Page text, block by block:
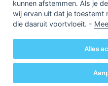
Verbonden Agent,
van KBC
3000 Leuven - Belgie
BTW BE
Powered by
© 2026 alle
kunnen afstemmen. Als je
wij ervan uit dat je toestemt
die daaruit voortvloeit. -
Alles